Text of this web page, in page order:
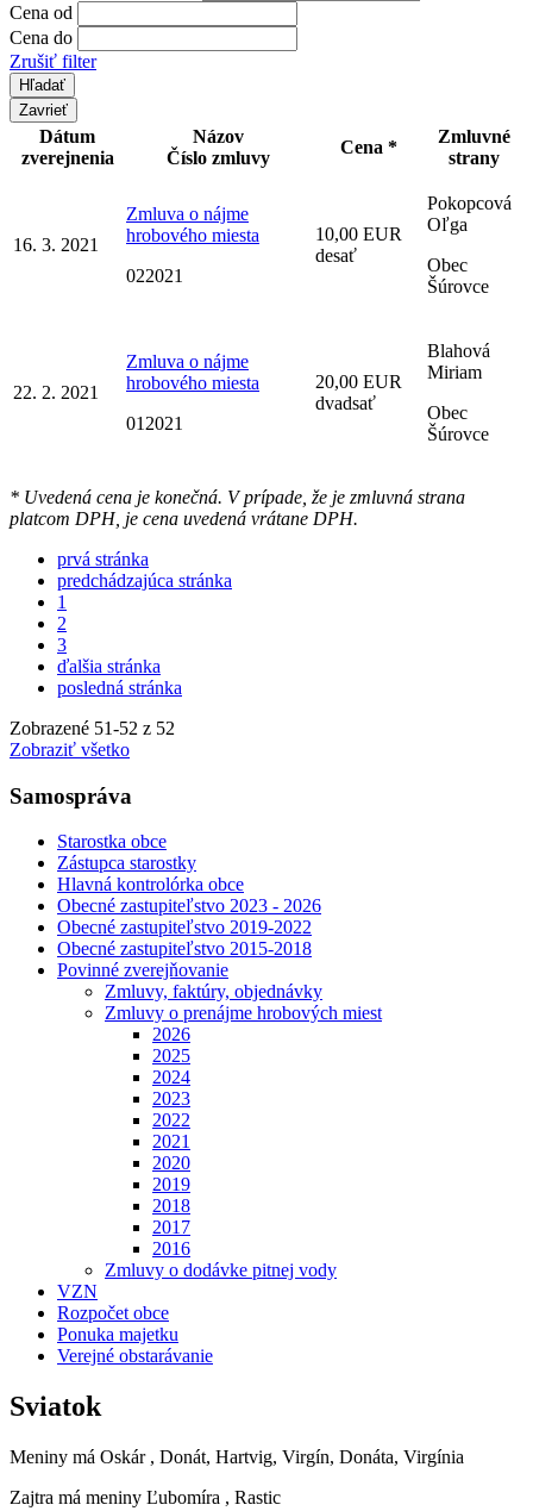
Cena od
Cena do
Zrušiť filter
Zavrieť
Dátum
zverejnenia
Názov
Číslo zmluvy
Cena *
Zmluvné
strany
16. 3. 2021
Zmluva o nájme
hrobového miesta
022021
10,00 EUR
desať
Pokopcová
Oľga
Obec
Šúrovce
22. 2. 2021
Zmluva o nájme
hrobového miesta
012021
20,00 EUR
dvadsať
Blahová
Miriam
Obec
Šúrovce
* Uvedená cena je konečná. V prípade, že je zmluvná strana
platcom DPH, je cena uvedená vrátane DPH.
prvá stránka
predchádzajúca stránka
1
2
3
ďalšia stránka
posledná stránka
Zobrazené 51-52 z 52
Zobraziť všetko
Samospráva
Starostka obce
Zástupca starostky
Hlavná kontrolórka obce
Obecné zastupiteľstvo 2023 - 2026
Obecné zastupiteľstvo 2019-2022
Obecné zastupiteľstvo 2015-2018
Povinné zverejňovanie
Zmluvy, faktúry, objednávky
Zmluvy o prenájme hrobových miest
2026
2025
2024
2023
2022
2021
2020
2019
2018
2017
2016
Zmluvy o dodávke pitnej vody
VZN
Rozpočet obce
Ponuka majetku
Verejné obstarávanie
Sviatok
Meniny má Oskár , Donát, Hartvig, Virgín, Donáta, Virgínia
Zajtra má meniny Ľubomíra , Rastic